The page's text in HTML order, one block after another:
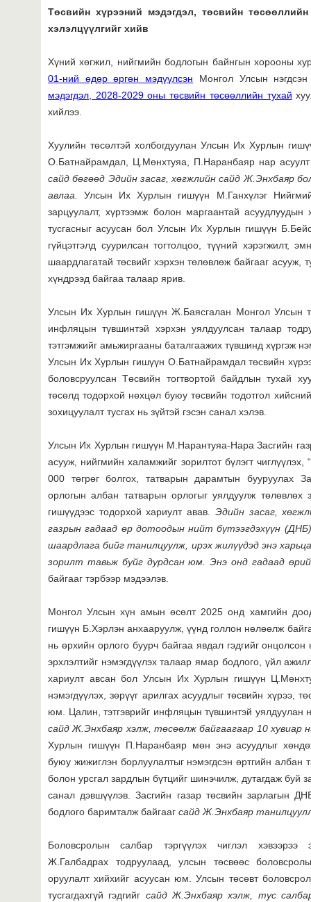
Төсвийн хүрээний мэдэгдэл, төсвийн
хэлэлцүүлгийг хийв
Хүний хөгжил, нийгмийн бодлогын байнгын хорооны
01-ний өдөр өргөн мэдүүлсэн Монгол Улсын
мэдэгдэл, 2028-2029 оны төсвийн төсөөллийн тухай
хийлээ.
Хуулийн төсөлтэй холбогдуулан Улсын Их Хурлын
О.Батнайрамдал, Ц.Мөнхтуяа, П.Наранбаяр нар
сайд бөгөөд Эдийн засаг, хөгжлийн сайд Ж.Энхбаяр
авлаа.Улсын Их Хурлын гишүүн М.Ганхүлэг
зарцуулалт, хүртээмж болон маргаантай асуудлуудын
тусгасныг асуусан бол Улсын Их Хурлын гишүүн
гүйцэтгэлд суурилсан тогтолцоо, түүний хэрэгжилт,
шаардлагатай төсвийг хэрхэн төлөвлөж байгааг асууж,
хүндрээд байгаа талаар ярив.
Улсын Их Хурлын гишүүн Ж.Баясгалан Монгол Улсын
инфляцын түвшинтэй хэрхэн уялдуулсан талаар
тэтгэмжийг амьжиргааны баталгаажих түвшинд хүргэж
Улсын Их Хурлын гишүүн О.Батнайрамдал төсвийн
боловсруулсан Төсвийн тогтвортой байдлын тухай
төсөлд тодорхой нөхцөл буюу төсвийн тодотгол
зохицуулалт тусгах нь зүйтэй гэсэн санал хэлэв.
Улсын Их Хурлын гишүүн М.Нарантуяа-Нара Засгийн
асууж, нийгмийн халамжийг зорилтот бүлэгт чиглүүлэх,
000 төгрөг болгох, татварын дарамтын бууруулах
орлогын албан татварын орлогыг уялдуулж төлөвлөх
гишүүдээс тодорхой хариулт авав. Эдийн засаг,
газрын гадаад өр дотоодын нийт бүтээгдэхүүн (ДНБ)
шаардлага бийг танилцуулж, ирэх жилүүдэд энэ
зорилт тавьж буйг дурдсан юм. Энэ онд гадаад
байгааг тэрбээр мэдээлэв.
Монгол Улсын хүн амын өсөлт 2025 онд хамгийн
гишүүн Б.Хэрлэн анхааруулж, үүнд голлон нөлөөлж
нь өрхийн орлого буурч байгаа явдал гэдгийг
эрхлэлтийг нэмэгдүүлэх талаар ямар бодлого, үйл
хариулт авсан бол Улсын Их Хурлын гишүүн
нэмэгдүүлэх, зөрүүг арилгах асуудлыг төсвийн хүрээ,
юм. Цалин, тэтгэврийг инфляцын түвшинтэй уялдуулан
сайд Ж.Энхбаяр хэлж, төсөөлж байгаагаар 10 хувиар
Хурлын гишүүн П.Наранбаяр мөн энэ асуудлыг
буюу жижиглэн борлуулалтыг нэмэгдсэн өртгийн
болон урсгал зардлын бүтцийг шинэчилж, дутагдаж буй
санал дэвшүүлэв. Засгийн газар төсвийн зарлагын
бодлого баримталж байгааг сайд Ж.Энхбаяр
Боловсролын салбар тэргүүлэх чиглэл
Ж.Галбадрах тодруулаад, улсын төсвөөс
оруулалт хийхийг асуусан юм. Улсын төсөвт
тусгагдахгүй гэдгийг сайд Ж.Энхбаяр хэлж, тус